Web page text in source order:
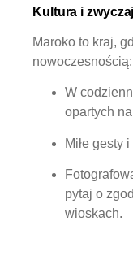
Kultura i
Maroko to kraj,
nowoczesnością:
W
opartych
Miłe gesty
pytaj o
wioskach.